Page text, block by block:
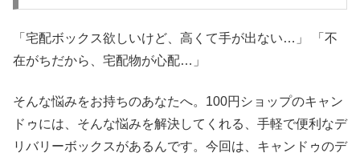
「宅配ボックス欲しいけど、高くて手が出ない…」 「不
在がちだから、宅配物が心配…」
そんな悩みをお持ちのあなたへ。100円ショップのキャン
ドゥには、そんな悩みを解決してくれる、手軽で便利なデ
リバリーボックスがあるんです。今回は、キャンドゥのデ